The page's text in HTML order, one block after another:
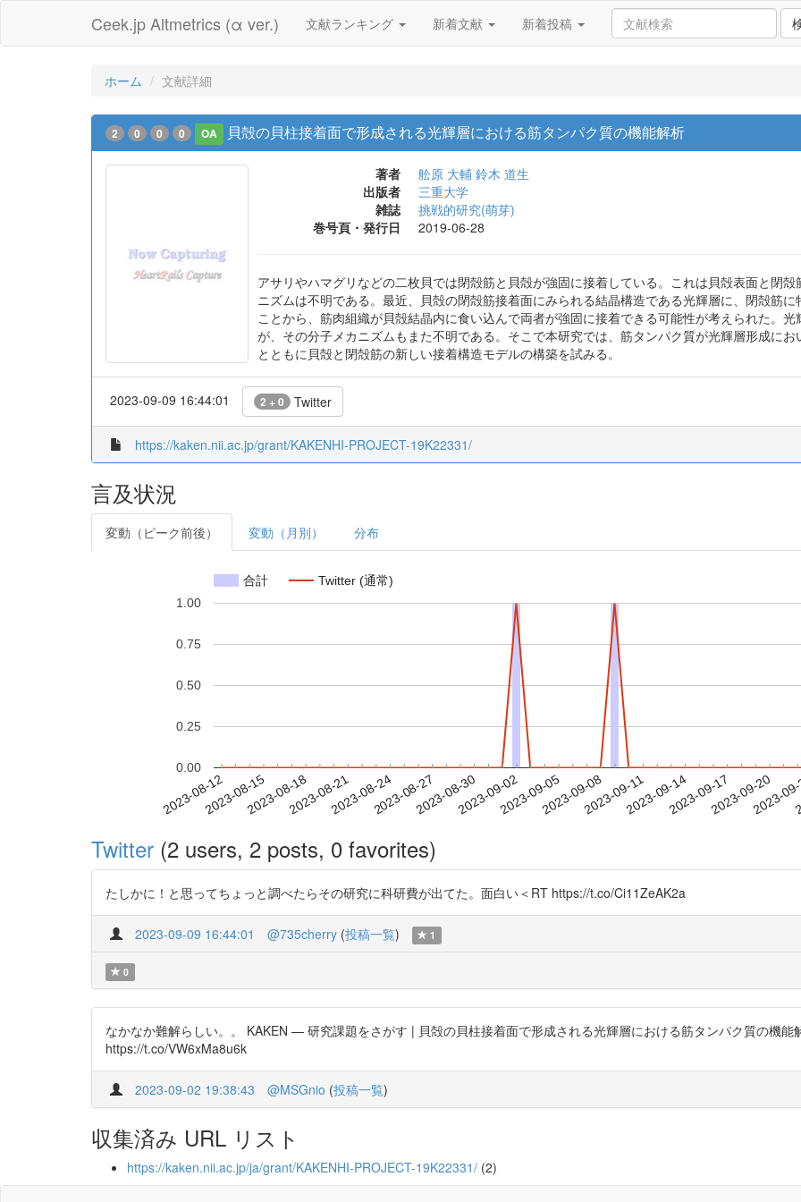
Ceek.jp Altmetrics (α ver.) 文献ランキング 新着文献 新着投稿
ホーム 文献詳細
2 0 0 0 OA 貝殻の貝柱接着面で形成される光輝層における筋タンパク質の機能解析
著者 舩原 大輔 鈴木 道生
出版者
三重大学
雑誌
挑戦的研究(萌芽)
巻号頁・発行日
2019-06-28
アサリやハマグリなどの二枚貝では閉殻筋と貝殻が強固に接着している。これは貝殻表面と閉
ニズムは不明である。最近、貝殻の閉殻筋接着面にみられる結晶構造である光輝層に、閉殻筋
ことから、筋肉組織が貝殻結晶内に食い込んで両者が強固に接着できる可能性が考えられた。
が、その分子メカニズムもまた不明である。そこで本研究では、筋タンパク質が光輝層形成に
とともに貝殻と閉殻筋の新しい接着構造モデルの構築を試みる。
2023-09-09 16:44:01 2 + 0 Twitter
https://kaken.nii.ac.jp/grant/KAKENHI-PROJECT-19K22331/
言及状況
変動（ピーク前後） 変動（月別） 分布
合計 Twitter (通常)
2023-08-122023-08-152023-08-182023-08-212023-08-242023-08-272023-08-302023-09-022023-09-052023-09-082023-09-112023-09-142023-09-172023-09-20
2023-
0.00
0.25
0.50
0.75
1.00
Twitter (2 users, 2 posts, 0 favorites)
たしかに！と思ってちょっと調べたらその研究に科研費が出てた。面白い＜RT https://t.co/Ci11ZeAK2a
2023-09-09 16:44:01 @735cherry (投稿一覧) 1
0
なかなか難解らしい。。 KAKEN — 研究課題をさがす | 貝殻の貝柱接着面で形成される光輝層における筋タンパク質の機能
https://t.co/VW6xMa8u6k
2023-09-02 19:38:43 @MSGnio (投稿一覧)
収集済み URL リスト
https://kaken.nii.ac.jp/ja/grant/KAKENHI-PROJECT-19K22331/ (2)